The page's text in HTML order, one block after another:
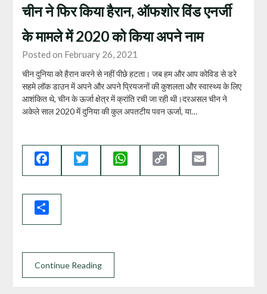
चीन ने फिर किया हैरान, ऑफशोर विंड एनर्जी
के मामले में 2020 को किया अपने नाम
Posted on February 26, 2021
चीन दुनिया को हैरान करने से नहीं पीछे हटता। जब हम और आप कोविड से डरे
सहमे लॉक डाउन में अपने और अपने प्रियजनों की कुशलता और स्वास्थ्य के लिए
आशंकित थे, चीन के ऊर्जा क्षेत्र में क्रांति रची जा रही थी।दरअसल चीन ने
अकेले साल 2020 में दुनिया की कुल अपतटीय पवन ऊर्जा, या…
Facebook Twitter WhatsApp
Link
Continue Reading